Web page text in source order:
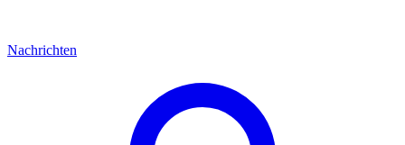
Nachrichten